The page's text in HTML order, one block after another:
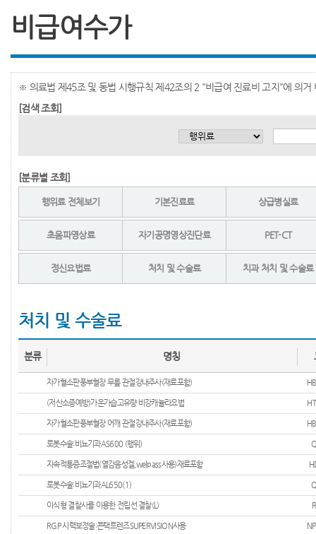
비급여수가
※ 의료법 제45조 및 동법 시행규칙 제42조의 2 "비급여 진료비 고지"에 의거
[검색 조회]
[분류별 조회]
행위료 전체보기 기본진료료 상급병실료
초음파영상료 자기공명영상진단료 PET-CT
정신요법료 처치 및 수술료 치과 처치 및 수술료
처치 및 수술료
분류 명칭
자가혈소판풍부혈장 무릎 관절강내주사(재료포함)
(저산소증예방)가온가습고유량 비강캐뉼라요법
자가혈소판풍부혈장 어깨 관절강내주사(재료포함)
로봇수술:비뇨기과AS600 (행위)
지속적통증조절법(열감음성겔,welpass사용)재료포함
로봇수술:비뇨기과AL650(1)
이식형 결찰사를 이용한 전립선 결찰(L)
RGP 시력보정술:콘택트렌즈SUPERVISION사용